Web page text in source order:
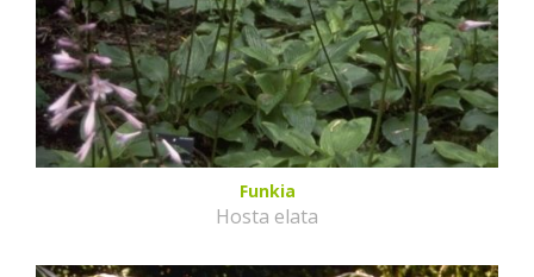
Funkia
Hosta elata